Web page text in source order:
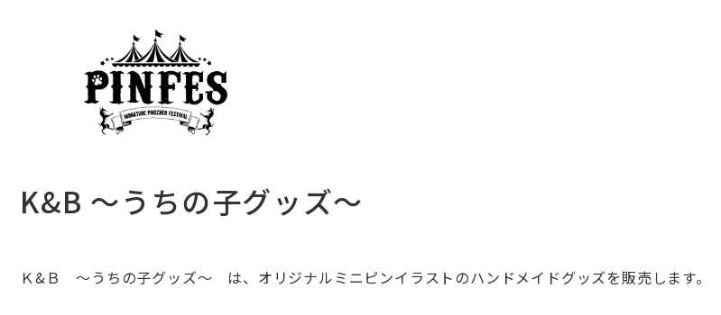
K&B 〜うちの子グッズ〜
Ｋ&Ｂ 〜うちの子グッズ〜 は、 オリジナルミニピンイラストのハンドメイドグッズを販売します。